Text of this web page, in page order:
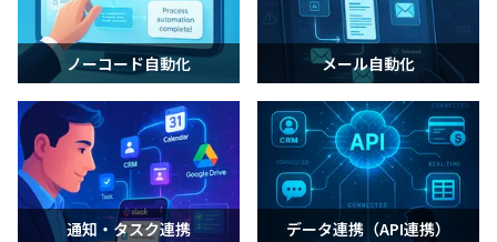
ノーコード自動化 メール自動化
通知・タスク連携 データ連携（API連携）